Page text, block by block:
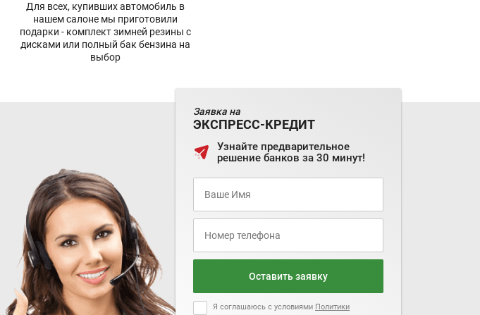
Для всех, купивших автомобиль в
нашем салоне мы приготовили
подарки - комплект зимней резины с
дисками или полный бак бензина на
выбор
Заявка на
ЭКСПРЕСС-КРЕДИТ
Узнайте предварительное
решение банков за 30 минут!
Оставить заявку
Я соглашаюсь с условиями Политики